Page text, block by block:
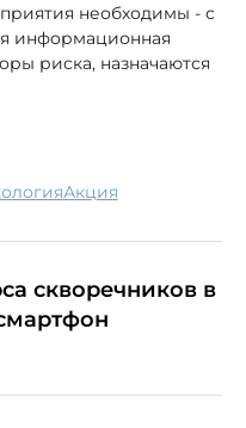
необходимы - с
информационная
риска, назначаются
акция
скворечников в